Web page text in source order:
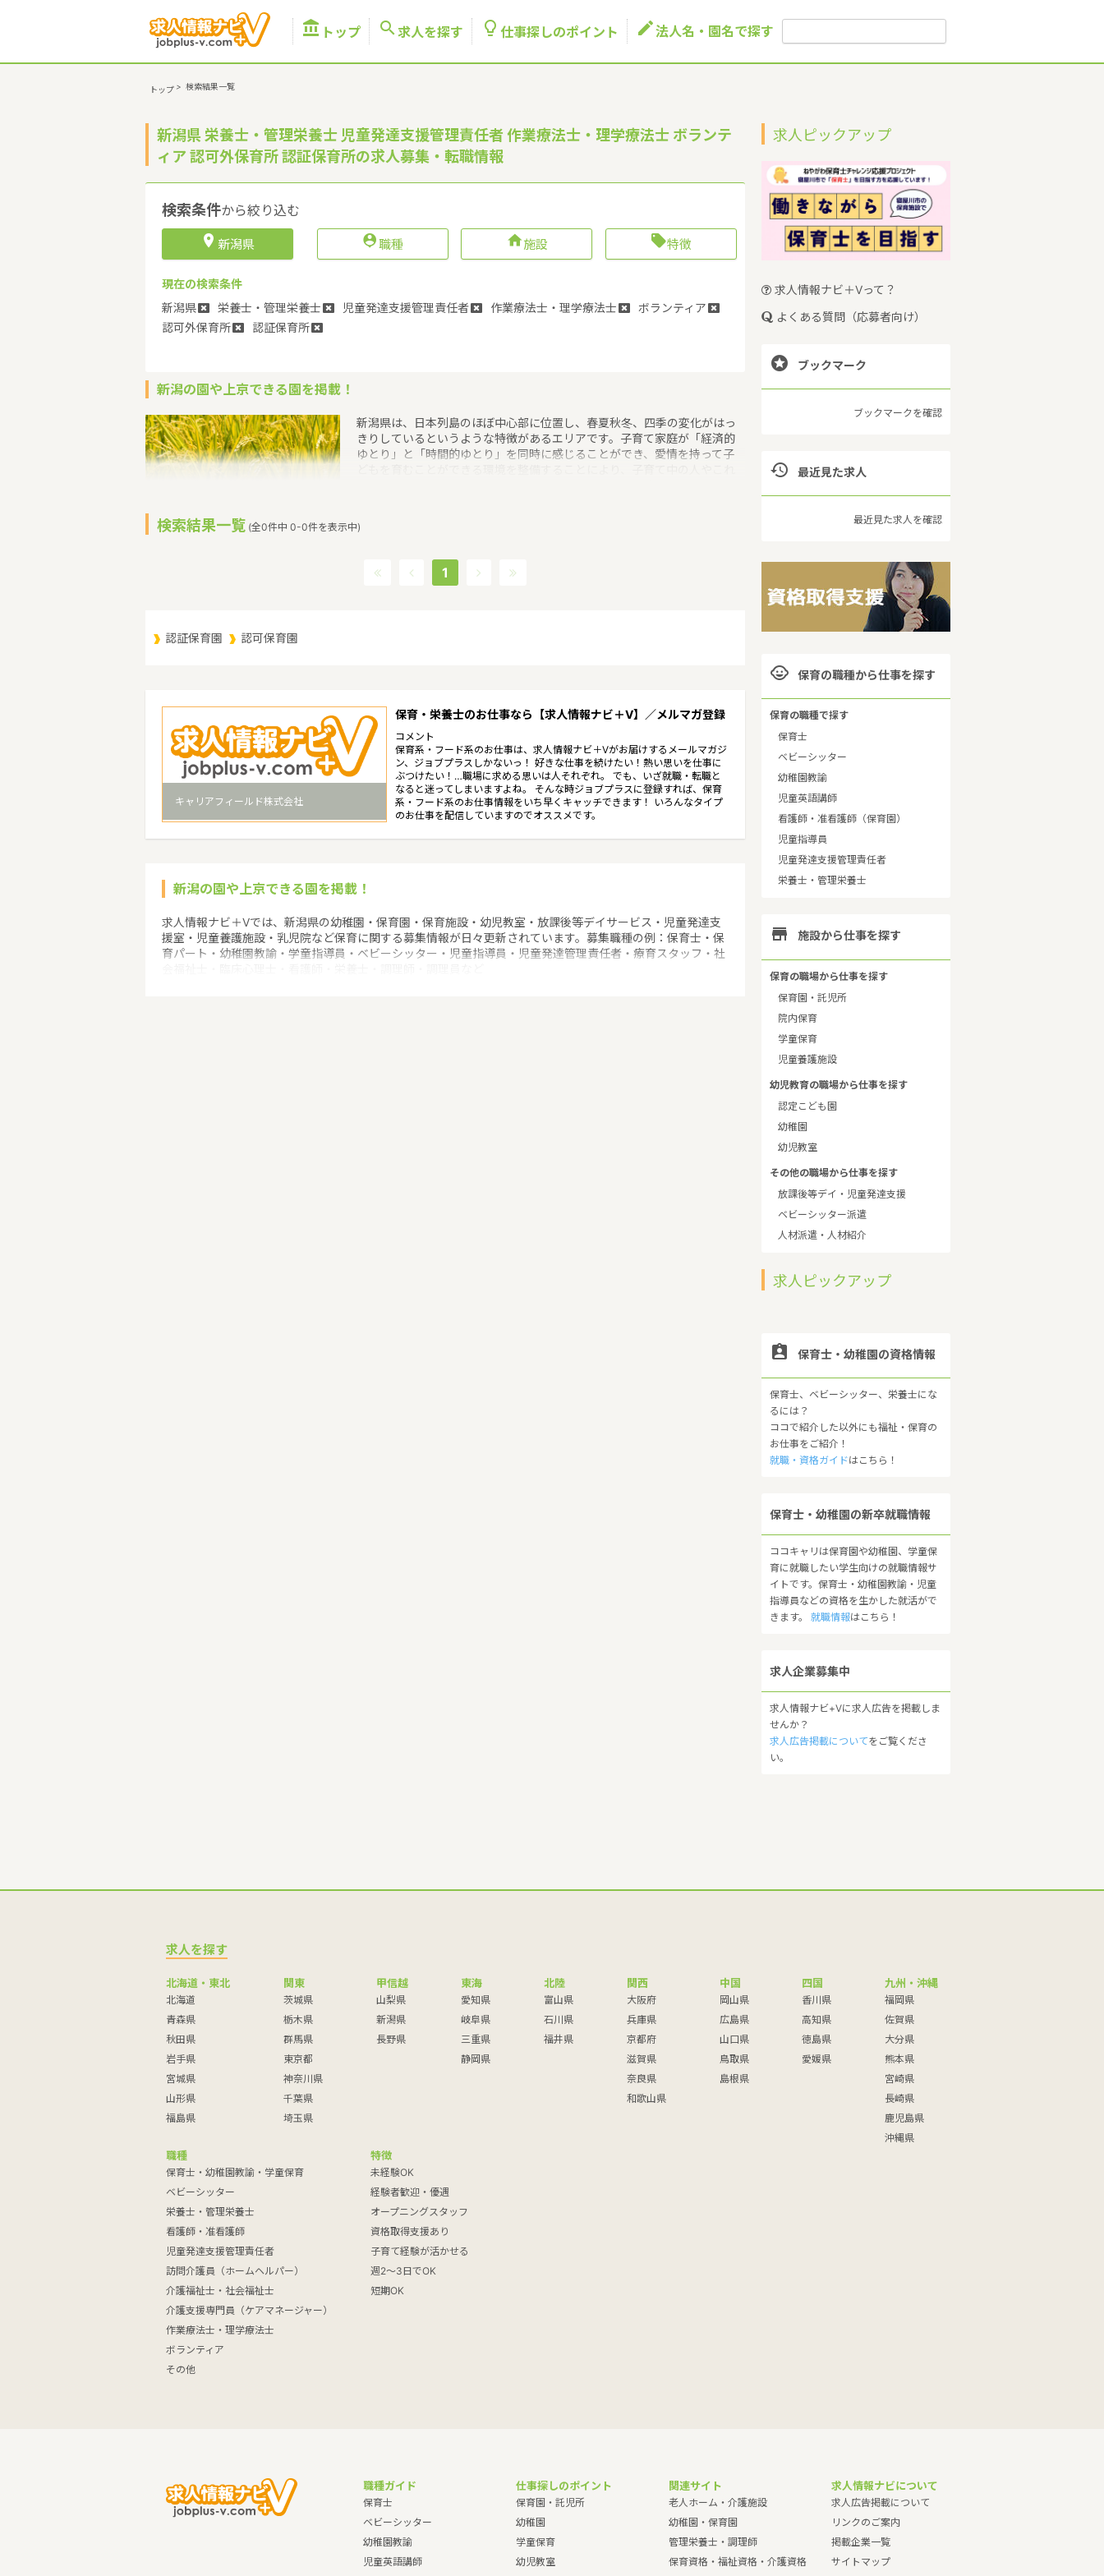
 トップ  求人を探す  仕事探しのポイント 法人名・園名で探す
トップ > 検索結果一覧
新潟県 栄養士・管理栄養士 児童発達支援管理責任者 作業療法士・理学療法士 ボランテ
ィア 認可外保育所 認証保育所の求人募集・転職情報
検索条件から絞り込む
 新潟県 職種 施設 特徴
現在の検索条件
新潟県
栄養士・管理栄養士 児童発達支援管理責任者 作業療法士・理学療法士
ボランティア
認可外保育所
認証保育所
新潟の園や上京できる園を掲載！
新潟県は、日本列島のほぼ中心部に位置し、春夏秋冬、四季の変化がはっ
きりしているというような特徴があるエリアです。子育て家庭が「経済的
ゆとり」と「時間的ゆとり」を同時に感じることができ、愛情を持って子
（2017/5/1現在）です。新潟県内には、保育所や保育施設が592施設あ
市町村は30。新潟県の家賃相場：6.1万円（2017年10月賃貸住宅 D-room
調べ）
検索結果一覧 (全0件中 0-0件を表示中)
1
認証保育園 認可保育園
キャリアフィールド株式会社
保育・栄養士のお仕事なら【求人情報ナビ＋V】／メルマガ登録
コメント
保育系・フード系のお仕事は、求人情報ナビ＋Vがお届けするメールマガジ
ン、ジョブプラスしかないっ！ 好きな仕事を続けたい！熱い思いを仕事に
ぶつけたい！…職場に求める思いは人それぞれ。 でも、いざ就職・転職と
なると迷ってしまいますよね。 そんな時ジョブプラスに登録すれば、保育
系・フード系のお仕事情報をいち早くキャッチできます！ いろんなタイプ
のお仕事を配信していますのでオススメです。
新潟の園や上京できる園を掲載！
求人情報ナビ＋Vでは、新潟県の幼稚園・保育園・保育施設・幼児教室・放課後等デイサービス・児童発達支
援室・児童養護施設・乳児院など保育に関する募集情報が日々更新されています。募集職種の例：保育士・保
育パート・幼稚園教諭・学童指導員・ベビーシッター・児童指導員・児童発達管理責任者・療育スタッフ・社
求人ピックアップ
求人情報ナビ＋Vって？
よくある質問（応募者向け）
 ブックマーク
ブックマークを確認
 最近見た求人
最近見た求人を確認
 保育の職種から仕事を探す
保育の職種で探す
保育士
ベビーシッター
幼稚園教諭
児童英語講師
看護師・准看護師（保育園）
児童指導員
児童発達支援管理責任者
栄養士・管理栄養士
 施設から仕事を探す
保育の職場から仕事を探す
保育園・託児所
院内保育
学童保育
児童養護施設
幼児教育の職場から仕事を探す
認定こども園
幼稚園
幼児教室
その他の職場から仕事を探す
放課後等デイ・児童発達支援
ベビーシッター派遣
人材派遣・人材紹介
求人ピックアップ
 保育士・幼稚園の資格情報
保育士、ベビーシッター、栄養士にな
るには？
ココで紹介した以外にも福祉・保育の
お仕事をご紹介！
就職・資格ガイドはこちら！
保育士・幼稚園の新卒就職情報
ココキャリは保育園や幼稚園、学童保
育に就職したい学生向けの就職情報サ
イトです。保育士・幼稚園教諭・児童
指導員などの資格を生かした就活がで
きます。 就職情報はこちら！
求人企業募集中
求人情報ナビ+Vに求人広告を掲載しま
せんか？
求人広告掲載についてをご覧くださ
い。
求人を探す
北海道・東北
北海道
青森県
秋田県
岩手県
宮城県
山形県
福島県
関東
茨城県
栃木県
群馬県
東京都
神奈川県
千葉県
埼玉県
甲信越
山梨県
新潟県
長野県
東海
愛知県
岐阜県
三重県
静岡県
北陸
富山県
石川県
福井県
関西
大阪府
兵庫県
京都府
滋賀県
奈良県
和歌山県
中国
岡山県
広島県
山口県
鳥取県
島根県
四国
香川県
高知県
徳島県
愛媛県
九州・沖縄
福岡県
佐賀県
大分県
熊本県
宮崎県
長崎県
鹿児島県
沖縄県
職種
保育士・幼稚園教諭・学童保育
ベビーシッター
栄養士・管理栄養士
看護師・准看護師
児童発達支援管理責任者
訪問介護員（ホームヘルパー）
介護福祉士・社会福祉士
介護支援専門員（ケアマネージャー）
作業療法士・理学療法士
ボランティア
その他
特徴
未経験OK
経験者歓迎・優遇
オープニングスタッフ
資格取得支援あり
子育て経験が活かせる
週2～3日でOK
短期OK
職種ガイド
保育士
ベビーシッター
幼稚園教諭
児童英語講師
仕事探しのポイント
保育園・託児所
幼稚園
学童保育
幼児教室
関連サイト
老人ホーム・介護施設
幼稚園・保育園
管理栄養士・調理師
保育資格・福祉資格・介護資格
求人情報ナビについて
求人広告掲載について
リンクのご案内
掲載企業一覧
サイトマップ